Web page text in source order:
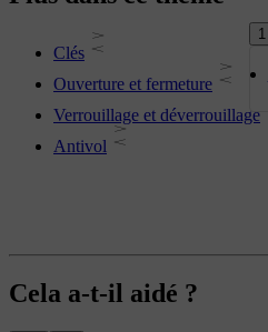
1
Clés
Ouverture et fermeture
Verrouillage et déverrouillage
Antivol
Cela a-t-il aidé ?